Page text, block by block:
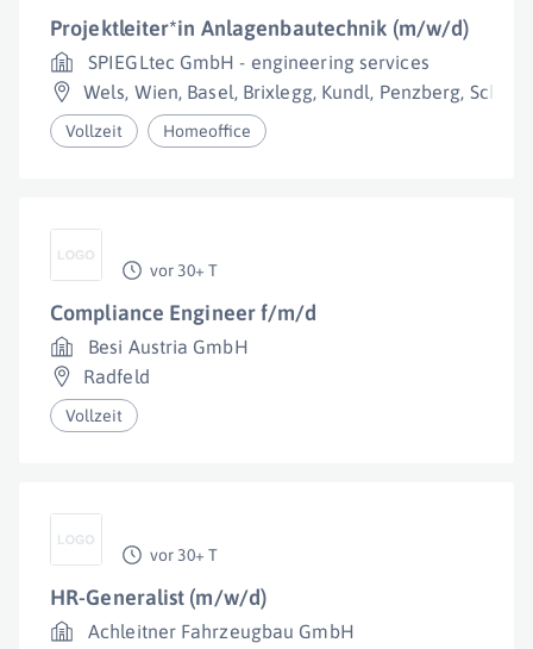
Projektleiter*in Anlagenbautechnik (m/w/d)
SPIEGLtec GmbH - engineering services
Wels, Wien, Basel, Brixlegg, Kundl, Penzberg,
Vollzeit Homeoffice
vor 30+ T
Compliance Engineer f/m/d
Besi Austria GmbH
Radfeld
Vollzeit
vor 30+ T
HR-Generalist (m/w/d)
Achleitner Fahrzeugbau GmbH